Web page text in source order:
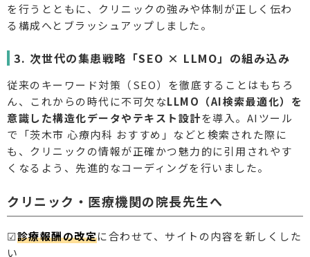
を行うとともに、クリニックの強みや体制が正しく伝わ
る構成へとブラッシュアップしました。
3. 次世代の集患戦略「SEO × LLMO」の組み込み
従来のキーワード対策（SEO）を徹底することはもちろ
ん、これからの時代に不可欠なLLMO（AI検索最適化）を
意識した構造化データやテキスト設計を導入。AIツール
で「茨木市 心療内科 おすすめ」などと検索された際に
も、クリニックの情報が正確かつ魅力的に引用されやす
くなるよう、先進的なコーディングを行いました。
クリニック・医療機関の院長先生へ
☑診療報酬の改定に合わせて、サイトの内容を新しくした
い